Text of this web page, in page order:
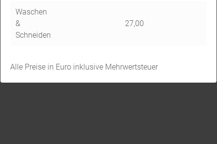
Waschen
&
Schneiden
27,00
Alle Preise in Euro inklusive Mehrwertsteuer